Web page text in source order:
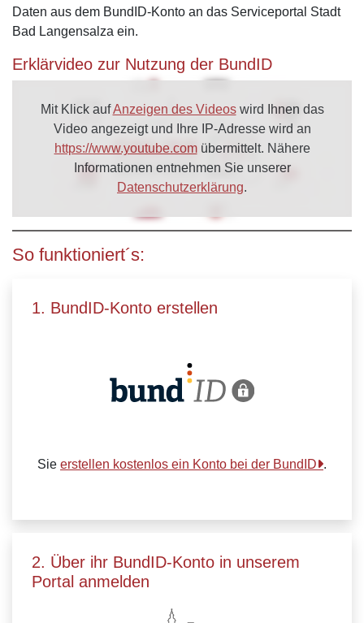
Daten aus dem BundID-Konto an das Serviceportal Stadt
Bad Langensalza ein.
Erklärvideo zur Nutzung der BundID
Mit Klick aufAnzeigen des Videoswird Ihnen das
Video angezeigt und Ihre IP-Adresse wird an
https://www.youtube.comübermittelt. Nähere
Informationen entnehmen Sie unserer
Datenschutzerklärung.
So funktioniert´s:
1. BundID-Konto erstellen
Sie erstellen kostenlos ein Konto bei der BundID .
2. Über ihr BundID-Konto in unserem
Portal anmelden